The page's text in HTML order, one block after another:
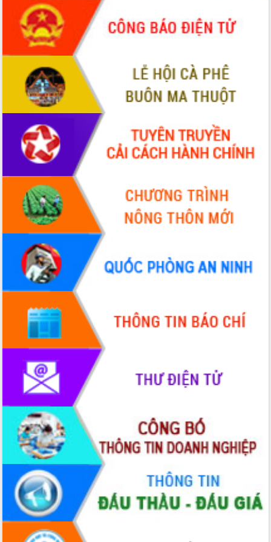
món ăn từ sầu riêng
Đắk Lắk công bố Quy hoạch và xúc
tiến đầu tư tỉnh
Ngành cá ngừ Đắk Lắk chủ động thích
ứng để giữ vững thị trường xuất khẩu
Diễn đàn Kinh tế tư nhân Việt Nam đột
phá cơ chế - Hợp tác công tư
Đề án 06 tạo bước ngoặt đột phá trong
cải cách hành chính tỉnh Đắk Lắk
Kết nối tour, đẩy mạnh chuyển đổi số
để phát triển du lịch Đắk Lắk
Khởi động Dự án Đầu tư xây dựng hạ
tầng kỹ thuật Cụm công nghiệp Tân
Tiến
Gặp mặt các cơ quan báo chí nhân Kỷ
niệm 101 năm Ngày Báo chí Cách
mạng Việt Nam
Đắk Lắk sơ kết 4 năm triển khai thực
hiện Đề án 06 của Chính phủ
Họp báo thông tin về Hội nghị Công bố
Quy hoạch và Xúc tiến đầu tư tỉnh Đắk
Khơi thông điểm nghẽn, đẩy nhanh
giải ngân vốn khắc phục thiên tai
HĐND tỉnh thông qua điều chỉnh Quy
hoạch tỉnh thời kỳ 2021-2030
Hội thảo góp ý hồ sơ điều chỉnh quy
hoạch tỉnh Đắk Lắk thời kỳ 2021-2030,
tầm nhìn đến năm 2050
Nâng cao hiệu quả hoạt động của các
doanh nghiệp nhà nước
Hội nghị triển khai kết nối mạng
truyền số liệu chuyên dùng phục vụ cơ
quan Đảng, Nhà nước
Lễ phát động chuỗi hoạt động chung
tay làm sạch môi trường
Xã Ea Kar bước chuyển mình trong
công tác cải cách hành chính mô hình
mới
UBND tỉnh họp báo định kỳ tháng 4
năm 2026